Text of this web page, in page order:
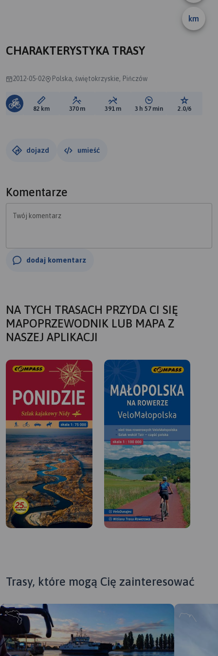
km
CHARAKTERYSTYKA TRASY
2012-05-02 Polska, świętokrzyskie, Pińczów
Długość trasy:
82 km Suma przewyższeń:
370 m Suma spadków:
391 m Średni czas potrzebny
3 h 57 min Ocena
2.0/6
dojazd umieść
Komentarze
Twój komentarz
dodaj komentarz
NA TYCH TRASACH PRZYDA CI SIĘ
MAPOPRZEWODNIK LUB MAPA Z
NASZEJ APLIKACJI
Trasy, które mogą Cię zainteresować